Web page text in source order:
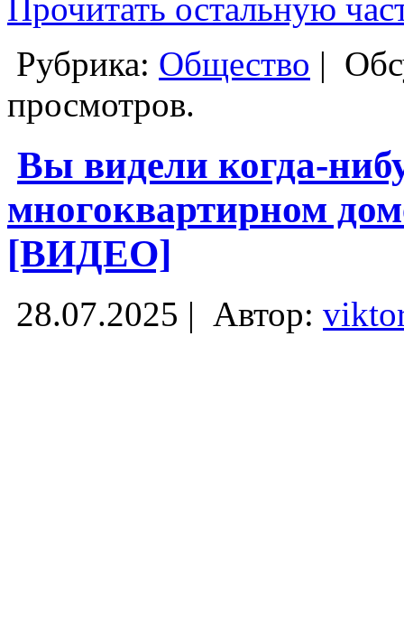
Прочитать остальную
Рубрика: Общество |
просмотров.
Вы видели когда-
многоквартирном
[ВИДЕО]
28.07.2025 | Автор: